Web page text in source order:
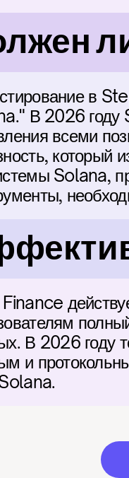
в
В 2026 году
всеми
который
Solana,
В 2026 году
и